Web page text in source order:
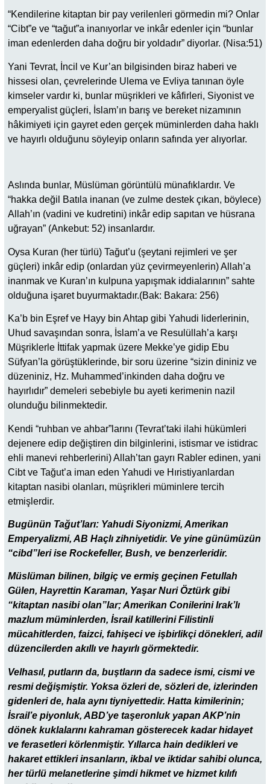
“Kendilerine kitaptan bir pay verilenleri görmedin mi? Onlar
“Cibt”e ve “tağut”a inanıyorlar ve inkâr edenler için “bunlar
iman edenlerden daha doğru bir yoldadır” diyorlar. (Nisa:51)
Yani Tevrat, İncil ve Kur’an bilgisinden biraz haberi ve
hissesi olan, çevrelerinde Ulema ve Evliya tanınan öyle
kimseler vardır ki, bunlar müşrikleri ve kâfirleri, Siyonist ve
emperyalist güçleri, İslam’ın barış ve bereket nizamının
hâkimiyeti için gayret eden gerçek müminlerden daha haklı
ve hayırlı olduğunu söyleyip onların safında yer alıyorlar.
Aslında bunlar, Müslüman görüntülü münafıklardır. Ve
“hakka değil Batıla inanan (ve zulme destek çıkan, böylece)
Allah’ın (vadini ve kudretini) inkâr edip sapıtan ve hüsrana
uğrayan” (Ankebut: 52) insanlardır.
Oysa Kuran (her türlü) Tağut’u (şeytani rejimleri ve şer
güçleri) inkâr edip (onlardan yüz çevirmeyenlerin) Allah’a
inanmak ve Kuran’ın kulpuna yapışmak iddialarının” sahte
olduğuna işaret buyurmaktadır.(Bak: Bakara: 256)
Ka’b bin Eşref ve Hayy bin Ahtap gibi Yahudi liderlerinin,
Uhud savaşından sonra, İslam’a ve Resulüllah’a karşı
Müşriklerle İttifak yapmak üzere Mekke’ye gidip Ebu
Süfyan’la görüştüklerinde, bir soru üzerine “sizin dininiz ve
düzeniniz, Hz. Muhammed’inkinden daha doğru ve
hayırlıdır” demeleri sebebiyle bu ayeti kerimenin nazil
olunduğu bilinmektedir.
Kendi “ruhban ve ahbar”larını (Tevrat’taki ilahi hükümleri
dejenere edip değiştiren din bilginlerini, istismar ve istidrac
ehli manevi rehberlerini) Allah’tan gayrı Rabler edinen, yani
Cibt ve Tağut’a iman eden Yahudi ve Hıristiyanlardan
kitaptan nasibi olanları, müşrikleri müminlere tercih
etmişlerdir.
Bugünün Tağut’ları: Yahudi Siyonizmi, Amerikan
Emperyalizmi, AB Haçlı zihniyetidir. Ve yine günümüzün
“cibd”leri ise Rockefeller, Bush, ve benzerleridir.
Müslüman bilinen, bilgiç ve ermiş geçinen Fetullah
Gülen, Hayrettin Karaman, Yaşar Nuri Öztürk gibi
“kitaptan nasibi olan”lar; Amerikan Conilerini Irak’lı
mazlum müminlerden, İsrail katillerini Filistinli
mücahitlerden, faizci, fahişeci ve işbirlikçi dönekleri, adil
düzencilerden akıllı ve hayırlı görmektedir.
Velhasıl, putların da, buştların da sadece ismi, cismi ve
resmi değişmiştir. Yoksa özleri de, sözleri de, izlerinden
gidenleri de, hala aynı tiyniyettedir. Hatta kimilerinin;
İsrail’e piyonluk, ABD’ye taşeronluk yapan AKP’nin
dönek kuklalarını kahraman gösterecek kadar hidayet
ve ferasetleri körlenmiştir. Yıllarca hain dedikleri ve
hakaret ettikleri insanların, ikbal ve iktidar sahibi olunca,
her türlü melanetlerine şimdi hikmet ve hizmet kılıfı